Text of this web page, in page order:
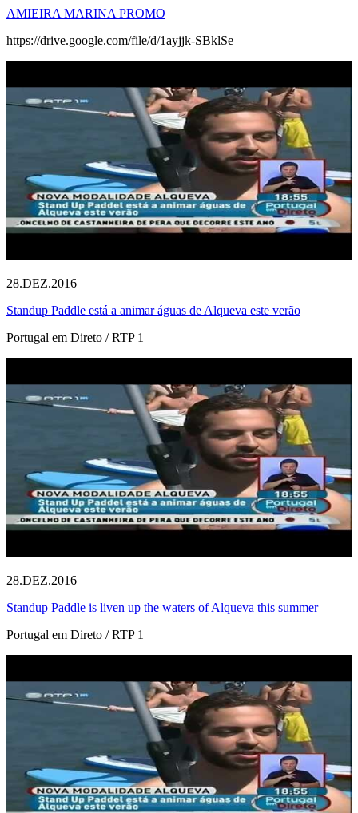
AMIEIRA MARINA PROMO
https://drive.google.com/file/d/1ayjjk-SBklSe
28.DEZ.2016
Standup Paddle está a animar águas de Alqueva este verão
Portugal em Direto / RTP 1
28.DEZ.2016
Standup Paddle is liven up the waters of Alqueva this summer
Portugal em Direto / RTP 1